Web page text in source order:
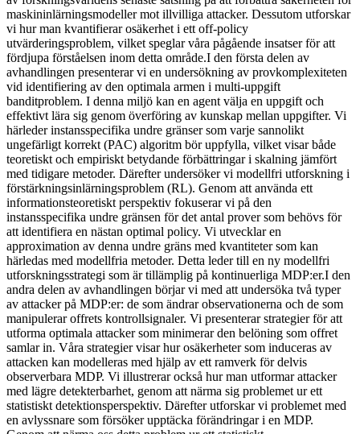
maskininlärningsmodeller mot illvilliga attacker. Dessutom utforskar
vi hur man kvantifierar osäkerhet i ett off-policy
utvärderingsproblem, vilket speglar våra pågående insatser för att
fördjupa förståelsen inom detta område.I den första delen av
avhandlingen presenterar vi en undersökning av provkomplexiteten
vid identifiering av den optimala armen i multi-uppgift
banditproblem. I denna miljö kan en agent välja en uppgift och
effektivt lära sig genom överföring av kunskap mellan uppgifter. Vi
härleder instansspecifika undre gränser som varje sannolikt
ungefärligt korrekt (PAC) algoritm bör uppfylla, vilket visar både
teoretiskt och empiriskt betydande förbättringar i skalning jämfört
med tidigare metoder. Därefter undersöker vi modellfri utforskning i
förstärkningsinlärningsproblem (RL). Genom att använda ett
informationsteoretiskt perspektiv fokuserar vi på den
instansspecifika undre gränsen för det antal prover som behövs för
att identifiera en nästan optimal policy. Vi utvecklar en
approximation av denna undre gräns med kvantiteter som kan
härledas med modellfria metoder. Detta leder till en ny modellfri
utforskningsstrategi som är tillämplig på kontinuerliga MDP:er.I den
andra delen av avhandlingen börjar vi med att undersöka två typer
av attacker på MDP:er: de som ändrar observationerna och de som
manipulerar offrets kontrollsignaler. Vi presenterar strategier för att
utforma optimala attacker som minimerar den belöning som offret
samlar in. Våra strategier visar hur osäkerheter som induceras av
attacken kan modelleras med hjälp av ett ramverk för delvis
observerbara MDP. Vi illustrerar också hur man utformar attacker
med lägre detekterbarhet, genom att närma sig problemet ur ett
statistiskt detektionsperspektiv. Därefter utforskar vi problemet med
en avlyssnare som försöker upptäcka förändringar i en MDP.